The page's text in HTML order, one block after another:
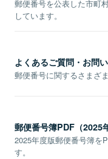
郵便番号を公表した市町
しています。
よくあるご質問・お問
郵便番号に関するさまざ
郵便番号簿PDF（2025
2025年度版郵便番号簿を
す。